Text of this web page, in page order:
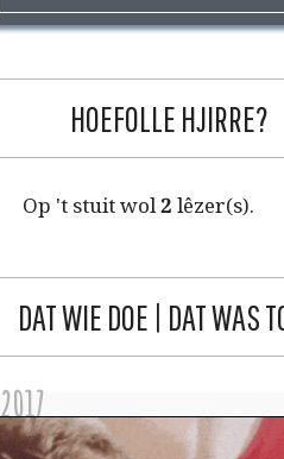
HOEFOLLE HJIRRE?
Op 't stuit wol 2 lêzer(s).
DAT WIE DOE | DAT WAS
2017